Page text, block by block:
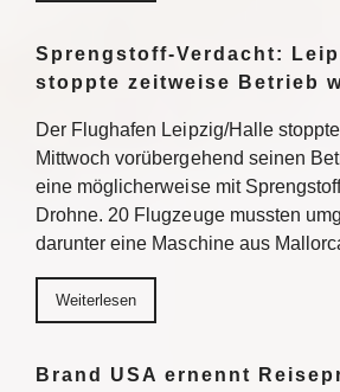
Sprengstoff-Verdacht:
stoppte zeitweise Betrieb
Der Flughafen Leipzig/Halle
Mittwoch vorübergehend seinen
eine möglicherweise mit
Drohne. 20 Flugzeuge mussten
darunter eine Maschine aus
Weiterlesen
Brand USA ernennt